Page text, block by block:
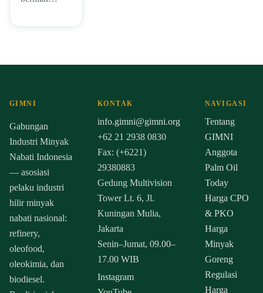
GIMNI
Gabungan
Industri Minyak
Nabati Indonesia
— asosiasi
pelaku industri
hilir minyak
nabati nasional:
refinery,
oleofood,
oleokimia, dan
biodiesel.
KONTAK
info.gimni@gimni.org
+62 21 2938 0830
Fax: (+6221)
29380883
Gedung Multivision
Tower Lt. 6, Jl.
Kuningan Mulia,
Jakarta
Senin–Jumat, 09.00–
17.00 WIB
Instagram
NAVIGASI
Tentang
GIMNI
Anggota
Palm Oil
Today
Harga CPO
& PKO
Harga
Minyak
Goreng
Regulasi
Harga